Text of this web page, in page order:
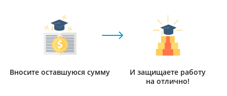
Вносите оставшуюся сумму
И защищаете работу
на отлично!